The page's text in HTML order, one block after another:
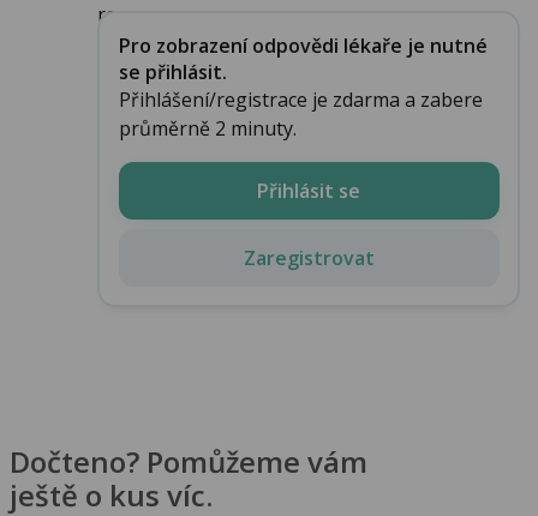
ren...
Pro zobrazení odpovědi lékaře je nutné
se přihlásit.
Přihlášení/registrace je zdarma a zabere
průměrně 2 minuty.
Přihlásit se
Zaregistrovat
Dočteno? Pomůžeme vám
ještě o kus víc.